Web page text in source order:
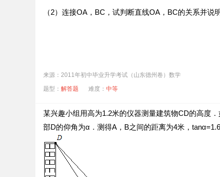
（2）连接OA，BC，试判断直线OA，BC的关系并说
来源：2011年初中毕业升学考试（山东德州卷）数学
题型： 解答题 难度： 中等
某兴趣小组用高为1.2米的仪器测量建筑物CD的高度
部D的仰角为α．测得A，B之间的距离为4米，